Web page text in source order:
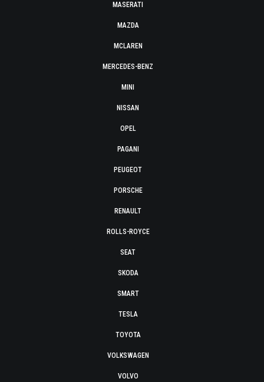
MASERATI
MAZDA
MCLAREN
MERCEDES-BENZ
MINI
NISSAN
OPEL
PAGANI
PEUGEOT
PORSCHE
RENAULT
ROLLS-ROYCE
SEAT
SKODA
SMART
TESLA
TOYOTA
VOLKSWAGEN
VOLVO